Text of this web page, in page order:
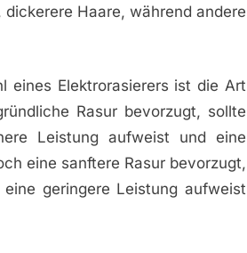
Haare, während andere
eines Elektrorasierers ist die Art
Rasur bevorzugt, sollte
Leistung aufweist und eine
eine sanftere Rasur bevorzugt,
geringere Leistung aufweist